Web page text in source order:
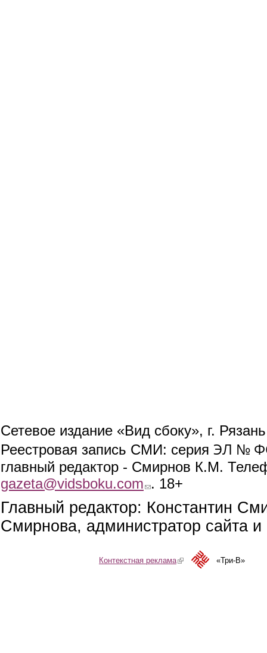
Сетевое издание «Вид сбоку», г.
Реестровая запись СМИ: серия ЭЛ №
главный редактор - Смирнов К.М.
gazeta@vidsboku.com (link sends e-mail)
. 18+
Главный редактор: Константин
Смирнова, администратор сайта
Контекстная реклама(link is external)«Три-В»